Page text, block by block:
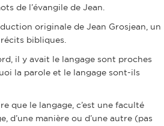
de l’évangile de Jean.
originale de Jean Grosjean, un
bibliques.
il y avait le langage sont proches
la parole et le langage sont-ils
que le langage, c’est une faculté
d’une manière ou d’une autre (pas